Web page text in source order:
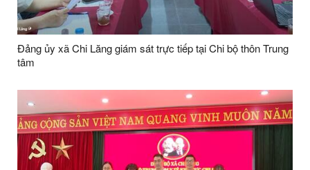
Đảng ủy xã Chi Lăng giám sát trực tiếp tại Chi bộ thôn Trung
tâm